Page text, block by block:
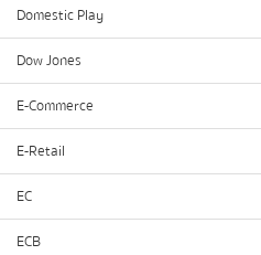
Domestic Play
Dow Jones
E-Commerce
E-Retail
EC
ECB